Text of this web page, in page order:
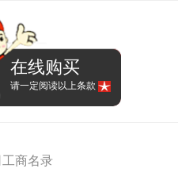
在线购买
请一定阅读以上条款
工商名录